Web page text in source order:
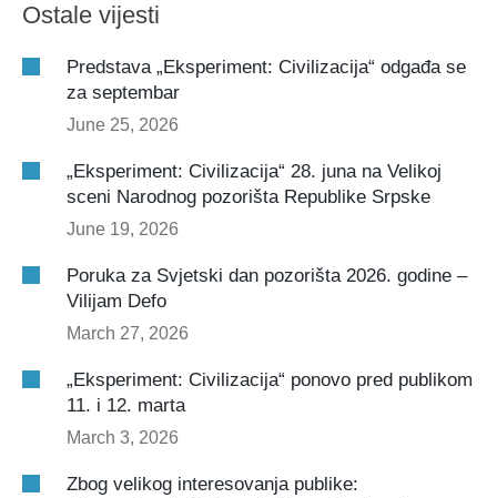
Ostale vijesti
Predstava „Eksperiment: Civilizacija“ odgađa se
za septembar
June 25, 2026
„Eksperiment: Civilizacija“ 28. juna na Velikoj
sceni Narodnog pozorišta Republike Srpske
June 19, 2026
Poruka za Svjetski dan pozorišta 2026. godine –
Vilijam Defo
March 27, 2026
„Eksperiment: Civilizacija“ ponovo pred publikom
11. i 12. marta
March 3, 2026
Zbog velikog interesovanja publike: